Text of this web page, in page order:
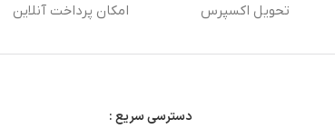
تحویل اکسپرس امکان پرداخت آنلاین
دسترسی سریع :